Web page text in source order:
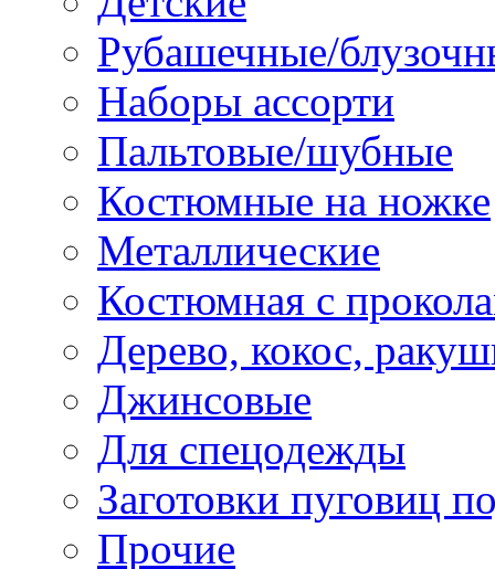
Рубашечные/
Наборы ассорти
Пальтовые/шубные
Костюмные на ножке
Металлические
Костюмная с
Дерево, кокос,
Джинсовые
Для спецодежды
Заготовки пуговиц
Прочие